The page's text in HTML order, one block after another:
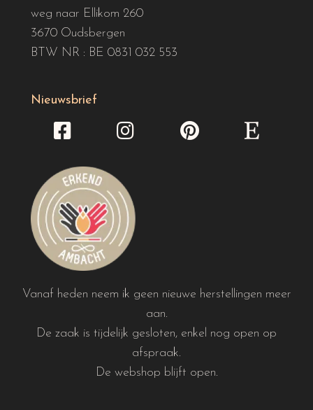
weg naar Ellikom 260
3670 Oudsbergen
BTW NR : BE 0831 032 553
Nieuwsbrief
Vanaf heden neem ik geen nieuwe herstellingen meer
aan.
De zaak is tijdelijk gesloten, enkel nog open op
afspraak.
De webshop blijft open.